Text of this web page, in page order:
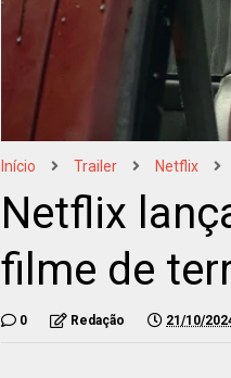
Início Trailer Netflix
Netflix
filme de
0 Redação 21/10/